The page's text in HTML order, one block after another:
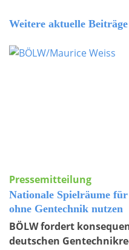
Weitere aktuelle Beiträge
Pressemitteilung
Nationale Spielräume
ohne Gentechnik nutzen
BÖLW fordert
deutschen